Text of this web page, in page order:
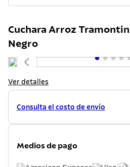
Cuchara Arroz
Negro
Ver detalles
Consulta el costo de envío
Medios de pago
1.
sarten
2.
ollas
cuchillos
4.
cubiertos
5
juego ollas